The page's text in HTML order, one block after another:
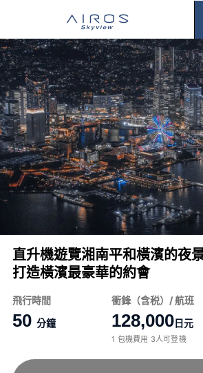
直升機遊覽湘南平和橫濱的夜
打造橫濱最豪華的約會
飛行時間
50 分鐘
衝鋒（含税）/ 航班
128,000日元
1 包機費用 3人可登機